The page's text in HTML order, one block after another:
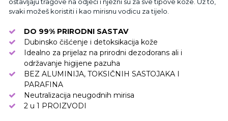
ostavljaju tragove na odjeći i nježni su za sve tipove kože. Uz to,
svaki možeš koristiti i kao mirisnu vodicu za tijelo.
DO 99% PRIRODNI SASTAV
Dubinsko čišćenje i detoksikacija kože
Idealno za prijelaz na prirodni dezodorans ali i
održavanje higijene pazuha
BEZ ALUMINIJA, TOKSIČNIH SASTOJAKA I
PARAFINA
Neutralizacija neugodnih mirisa
2 u 1 PROIZVODI